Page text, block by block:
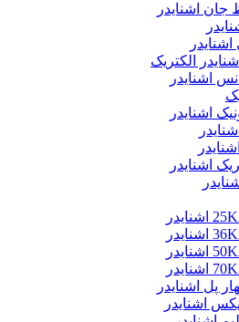
اشنایدر
الکتریک
اشنایدر
اشنایدر
اشنایدر
پل اشنایدر
اشنایدر